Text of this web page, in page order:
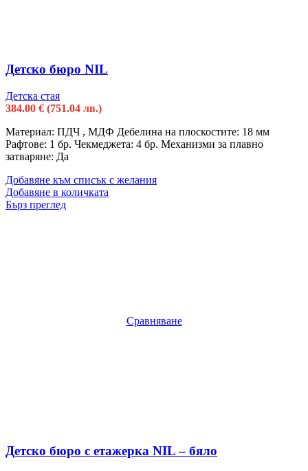
Детско бюро NIL
Детска стая
384.00 € (751.04 лв.)
Материал: ПДЧ , МДФ Дебелина на плоскостите: 18 мм
Рафтове: 1 бр. Чекмеджета: 4 бр. Механизми за плавно
затваряне: Да
Добавяне към списък с желания
Добавяне в количката
Бърз преглед
Сравняване
Детско бюро с етажерка NIL – бяло